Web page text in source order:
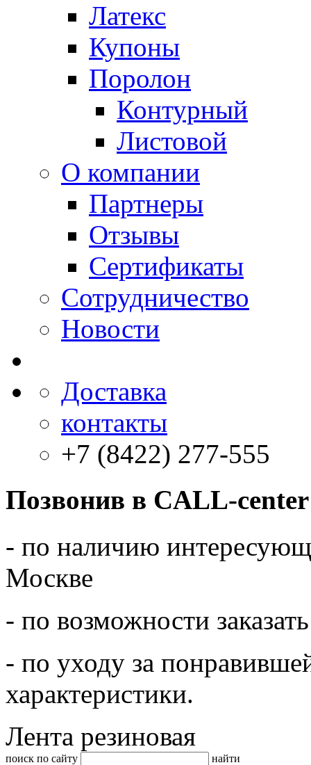
Латекс
Купоны
Поролон
Контурный
Листовой
О компании
Партнеры
Отзывы
Сертификаты
Сотрудничество
Новости
Доставка
контакты
+7 (8422) 277-555
Позвонив в CALL-
- по наличию
Москве
- по возможности
- по уходу за
характеристики.
Лента резиновая
поиск по сайту найти